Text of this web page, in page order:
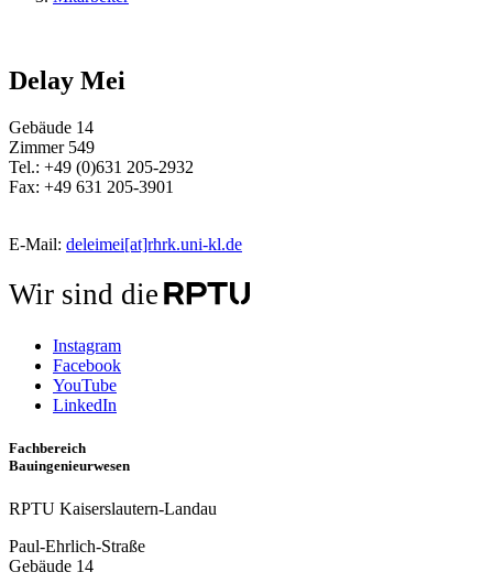
Delay Mei
Gebäude 14
Zimmer 549
Tel.: +49 (0)631 205-2932
Fax: +49 631 205-3901
E-Mail: deleimei[at]rhrk.uni-kl.de
Wir sind die
Instagram
Facebook
YouTube
LinkedIn
Fachbereich
Bauingenieurwesen
RPTU Kaiserslautern-Landau
Paul-Ehrlich-Straße
Gebäude 14